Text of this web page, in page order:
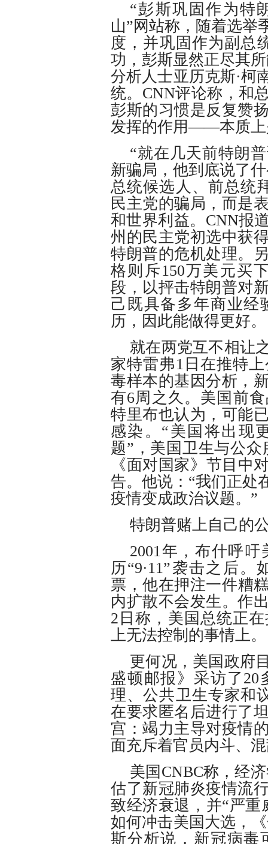
“彭斯巩固作为特
山”网站称，随着选举
度，并巩固作为副总
功，彭斯显然正尽其
分析人士亚历克斯·柯
统。CNN评论称，和
彭斯的习惯是反复赞
发挥的作用——本质上
“就在几天前特朗
新骗局，他到底说了
总统候选人、前总统
民主党的骗局，而是
和世界利益。CNN报
州的民主党初选中获
特朗普的危机处理。
格则斥150万美元买
段，以抨击特朗普对
己既具备多年商业经
历，因此能做得更好。
就在两党互不相让
家特雷弗1日在推特
毒样本的基因分析，
有6周之久。美国前
特里布也认为，可能
感染。“美国将出现
题”，美国卫生与公
《面对国家》节目中
告。他说：“我们正处
疫情变成政治议题。”
特朗普赌上自己的
2001年，布什呼
历“9·11”袭击之后
票，他在押注一件糟
内扩散不会发生。作
2日称，美国总统正
上无法控制的事情上。
更何况，美国政府
盛顿邮报》采访了
理、公共卫生专家和
在要求匿名后进行了
宫：竭力主导对疫情
面充斥着官员内斗、
美国CNBC称，经
估了新冠肺炎疫情流
致经济衰退，并“严
如何冲击美国大选，
斯分析说，新冠病毒